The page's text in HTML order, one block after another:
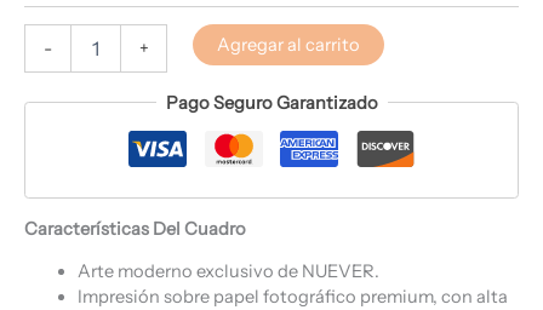
- + Agregar al carrito
Pago Seguro Garantizado
Características Del Cuadro
Arte moderno exclusivo de NUEVER.
Impresión sobre papel fotográfico premium, con alta